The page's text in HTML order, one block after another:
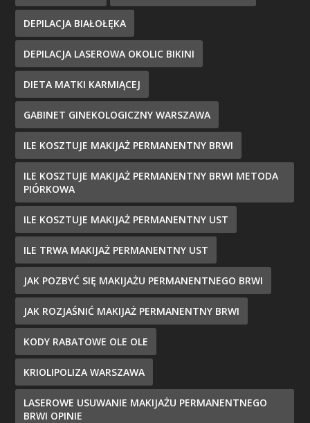
DEPILACJA BIAŁOŁĘKA
DEPILACJA LASEROWA OKOLIC BIKINI
DIETA MATKI KARMIĄCEJ
GABINET GINEKOLOGICZNY WARSZAWA
ILE KOSZTUJE MAKIJAŻ PERMANENTNY BRWI
ILE KOSZTUJE MAKIJAŻ PERMANENTNY BRWI METODA
PIÓRKOWA
ILE KOSZTUJE MAKIJAŻ PERMANENTNY UST
ILE TRWA MAKIJAŻ PERMANENTNY UST
JAK POZBYĆ SIĘ MAKIJAŻU PERMANENTNEGO BRWI
JAK ROZJAŚNIĆ MAKIJAŻ PERMANENTNY BRWI
KODY RABATOWE OLE OLE
KRIOLIPOLIZA WARSZAWA
LASEROWE USUWANIE MAKIJAŻU PERMANENTNEGO
BRWI OPINIE